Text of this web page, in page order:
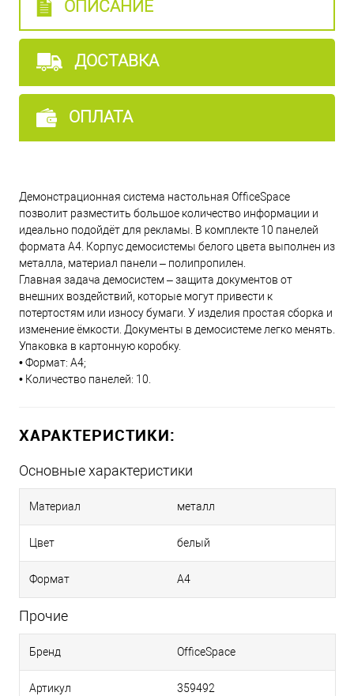
ОПИСАНИЕ
ДОСТАВКА
ОПЛАТА
Демонстрационная система настольная OfficeSpace
позволит разместить большое количество информации и
идеально подойдёт для рекламы. В комплекте 10 панелей
формата А4. Корпус демосистемы белого цвета выполнен из
металла, материал панели – полипропилен.
Главная задача демосистем – защита документов от
внешних воздействий, которые могут привести к
потертостям или износу бумаги. У изделия простая сборка и
изменение ёмкости. Документы в демосистеме легко менять.
Упаковка в картонную коробку.
• Формат: А4;
• Количество панелей: 10.
ХАРАКТЕРИСТИКИ:
Основные характеристики
Материал металл
Цвет белый
Формат A4
Прочие
Бренд OfficeSpace
Артикул 359492